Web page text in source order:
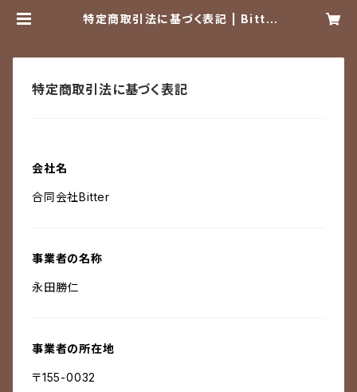
特定商取引法に基づく表記 | Bitte
特定商取引法に基づく表記
会社名
合同会社Bitter
事業者の名称
永田勝仁
事業者の所在地
〒155-0032